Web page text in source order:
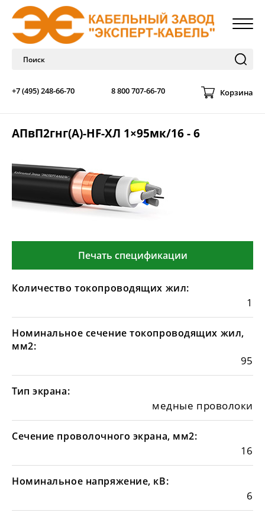
+7 (495) 248-66-70 8 800 707-66-70 Корзина
АПвП2гнг(А)-HF-ХЛ 1×95мк/16 - 6
Печать спецификации
Количество токопроводящих жил:
1
Номинальное сечение токопроводящих жил,
мм2:
95
Тип экрана:
медные проволоки
Сечение проволочного экрана, мм2:
16
Номинальное напряжение, кВ:
6